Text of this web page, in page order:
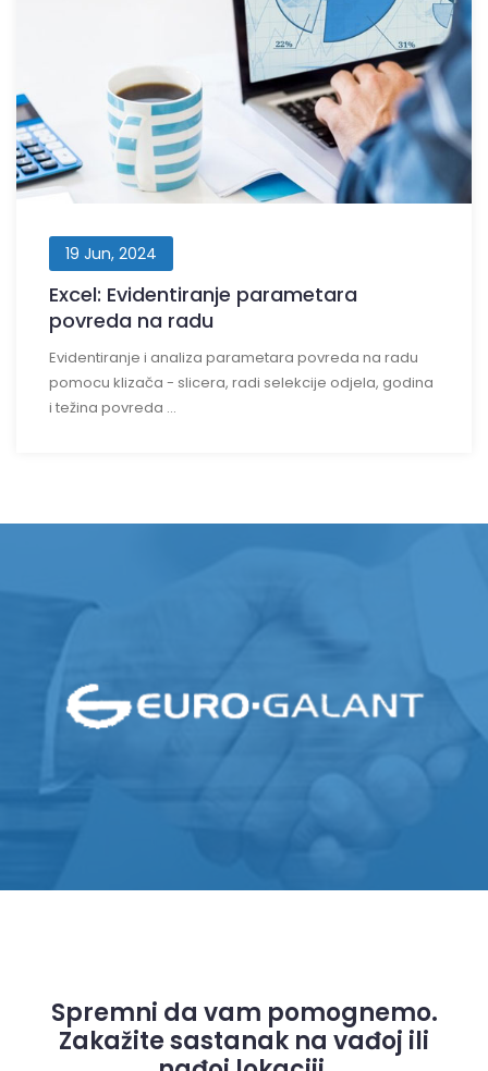
19 Jun, 2024
Excel: Evidentiranje parametara
povreda na radu
Evidentiranje i analiza parametara povreda na radu
pomocu klizača - slicera, radi selekcije odjela, godina
i težina povreda ...
Spremni da vam pomognemo.
Zakažite sastanak na vađoj ili